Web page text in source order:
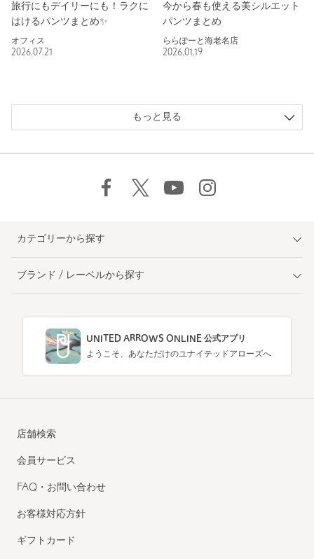
旅行にもデイリーにも！ラクに
はけるパンツまとめ✨
オフィス
2026.07.21
今から春も使える美シルエット
パンツまとめ
ららぽーと海老名店
2026.01.19
もっと見る
カテゴリーから探す
ブランド / レーベルから探す
UNITED ARROWS ONLINE 公式アプリ
ようこそ、あなただけのユナイテッドアローズへ
店舗検索
会員サービス
FAQ・お問い合わせ
お客様対応方針
ギフトカード